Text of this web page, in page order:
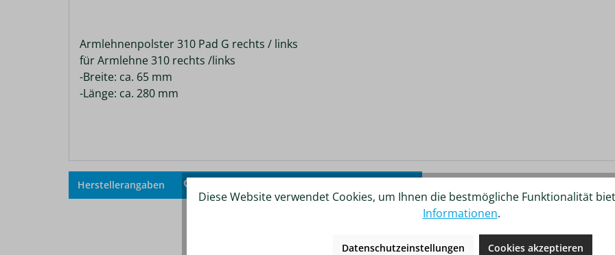
Armlehnenpolster 310 Pad G rechts / links
für Armlehne 310 rechts /links
-Breite: ca. 65 mm
-Länge: ca. 280 mm
Herstellerangaben
Diese Website verwendet Cookies, um Ihnen die bestmögliche Funktionalität
Informationen.
Datenschutzeinstellungen Cookies akzeptieren